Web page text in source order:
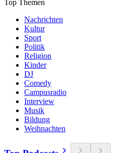
Top Themen
Nachrichten
Kultur
Sport
Politik
Religion
Kinder
DJ
Comedy
Campusradio
Interview
Musik
Bildung
Weihnachten